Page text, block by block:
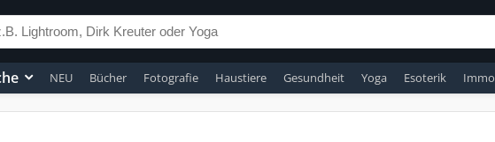
NEU Bücher Fotografie Haustiere Gesundheit Yoga Esoterik